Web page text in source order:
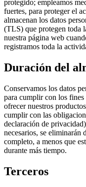
protegido; empleamos
fuertes, para proteger el
almacenan los datos
(TLS) que protegen toda
nuestra página web
registramos toda la
Duración del
Conservamos los datos
para cumplir con los
ofrecer nuestros
cumplir con las
declaración de
necesarios, se eliminarán
completo, a menos que
durante más tiempo.
Terceros